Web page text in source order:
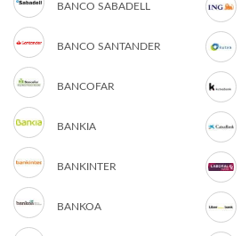
BANCO SABADELL
BANCO SANTANDER
BANCOFAR
BANKIA
BANKINTER
BANKOA